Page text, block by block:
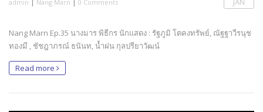
admin Nang Marn 0 Comments
Nang Marn Ep.35 นางมาร พิธีกร นักแสดง : รัฐภูมิ โตคงทรัพย์, ณัฐฐาวีรนุช
ทองมี , ชัชฎาภรณ์ ธนันท, น้ำฝน กุลปรียาวัฒน์
Read more